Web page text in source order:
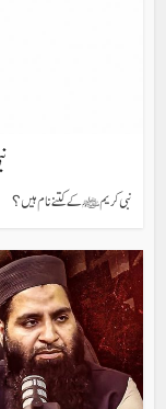
نبی کریم ﷺ کے کتنے نام ہیں؟